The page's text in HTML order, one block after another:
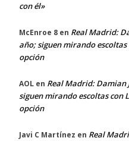
con él»
McEnroe 8 en Real Madrid:
año; siguen mirando
opción
AOL en Real Madrid: Damian
siguen mirando escoltas con
opción
Javi C Martínez en Real